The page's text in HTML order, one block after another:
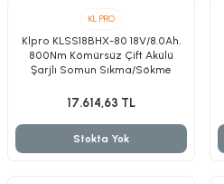
KL PRO
Klpro KLSS18BHX-80 18V/8.0Ah.
800Nm Kömürsüz Çift Akülü
Şarjlı Somun Sıkma/Sökme
17.614,63 TL
Stokta Yok